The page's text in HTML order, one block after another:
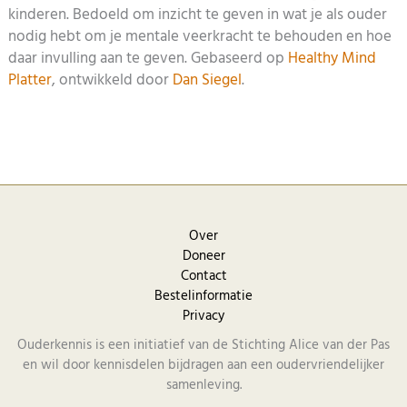
kinderen. Bedoeld om inzicht te geven in wat je als ouder
nodig hebt om je mentale veerkracht te behouden en hoe
daar invulling aan te geven. Gebaseerd op Healthy Mind
Platter, ontwikkeld doorDan Siegel.
Over
Doneer
Contact
Bestelinformatie
Privacy
Ouderkennis is een initiatief van de Stichting Alice van der Pas
en wil door kennisdelen bijdragen aan een oudervriendelijker
samenleving.